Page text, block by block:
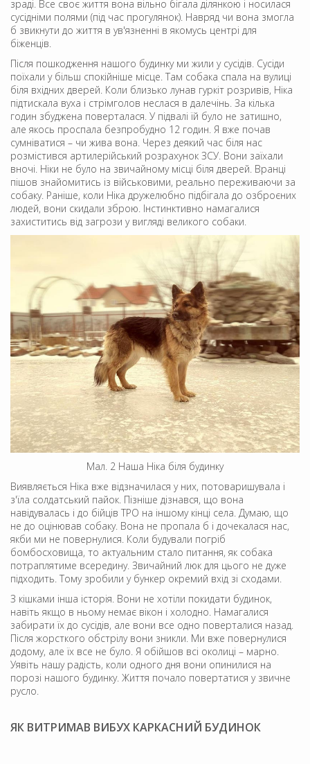
зраді. Все своє життя вона вільно бігала ділянкою і носилася
сусідніми полями (під час прогулянок). Навряд чи вона змогла
б звикнути до життя в ув'язненні в якомусь центрі для
біженців.
Після пошкодження нашого будинку ми жили у сусідів. Сусіди
поїхали у більш спокійніше місце. Там собака спала на вулиці
біля вхідних дверей. Коли близько лунав гуркіт розривів, Ніка
підтискала вуха і стрімголов неслася в далечінь. За кілька
годин збуджена поверталася. У підвалі їй було не затишно,
але якось проспала безпробудно 12 годин. Я вже почав
сумніватися – чи жива вона. Через деякий час біля нас
розмістився артилерійський розрахунок ЗСУ. Вони заїхали
вночі. Ніки не було на звичайному місці біля дверей. Вранці
пішов знайомитись із військовими, реально переживаючи за
собаку. Раніше, коли Ніка дружелюбно підбігала до озброєних
людей, вони скидали зброю. Інстинктивно намагалися
захиститись від загрози у вигляді великого собаки.
Мал. 2 Наша Ніка біля будинку
Виявляється Ніка вже відзначилася у них, потоваришувала і
з'їла солдатський пайок. Пізніше дізнався, що вона
навідувалась і до бійців ТРО на іншому кінці села. Думаю, що
не до оцінював собаку. Вона не пропала б і дочекалася нас,
якби ми не повернулися. Коли будували погріб
бомбосховища, то актуальним стало питання, як собака
потраплятиме всередину. Звичайний люк для цього не дуже
підходить. Тому зробили у бункер окремий вхід зі сходами.
З кішками інша історія. Вони не хотіли покидати будинок,
навіть якщо в ньому немає вікон і холодно. Намагалися
забирати їх до сусідів, але вони все одно поверталися назад.
Після жорсткого обстрілу вони зникли. Ми вже повернулися
додому, але їх все не було. Я обійшов всі околиці – марно.
Уявіть нашу радість, коли одного дня вони опинилися на
порозі нашого будинку. Життя почало повертатися у звичне
русло.
ЯК ВИТРИМАВ ВИБУХ КАРКАСНИЙ БУДИНОК